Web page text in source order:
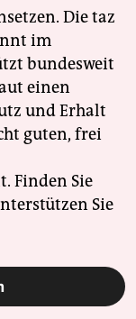
Die taz
im
bundesweit
einen
und Erhalt
guten, frei
Finden Sie
Sie